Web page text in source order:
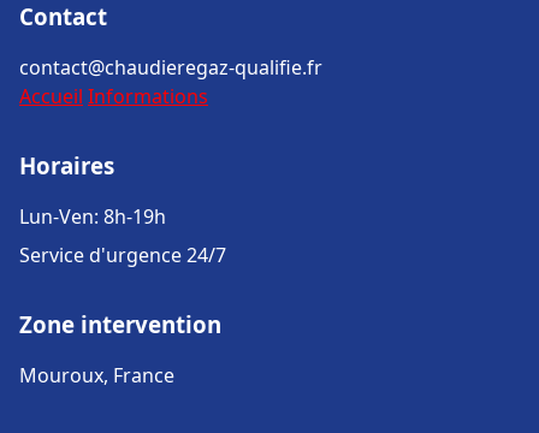
Contact
contact@chaudieregaz-qualifie.fr
Accueil Informations
Horaires
Lun-Ven: 8h-19h
Service d'urgence 24/7
Zone intervention
Mouroux, France